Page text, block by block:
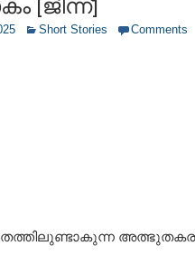
[ജിന്ന്]
Short Stories Comments